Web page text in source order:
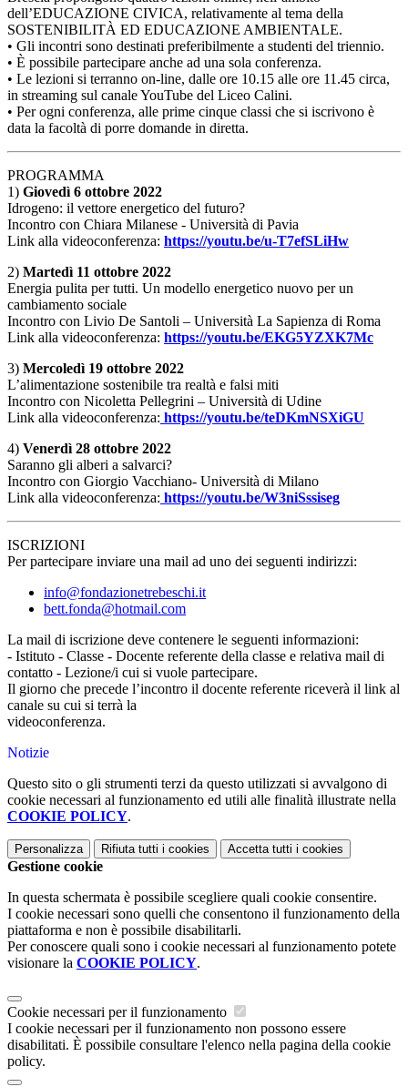
dell’EDUCAZIONE CIVICA, relativamente al tema della
SOSTENIBILITÀ ED EDUCAZIONE AMBIENTALE.
• Gli incontri sono destinati preferibilmente a studenti del triennio.
• È possibile partecipare anche ad una sola conferenza.
• Le lezioni si terranno on-line, dalle ore 10.15 alle ore 11.45 circa,
in streaming sul canale YouTube del Liceo Calini.
• Per ogni conferenza, alle prime cinque classi che si iscrivono è
data la facoltà di porre domande in diretta.
PROGRAMMA
1) Giovedì 6 ottobre 2022
Idrogeno: il vettore energetico del futuro?
Incontro con Chiara Milanese - Università di Pavia
Link alla videoconferenza: https://youtu.be/u-T7efSLiHw
2) Martedì 11 ottobre 2022
Energia pulita per tutti. Un modello energetico nuovo per un
cambiamento sociale
Incontro con Livio De Santoli – Università La Sapienza di Roma
Link alla videoconferenza: https://youtu.be/EKG5YZXK7Mc
3) Mercoledì 19 ottobre 2022
L’alimentazione sostenibile tra realtà e falsi miti
Incontro con Nicoletta Pellegrini – Università di Udine
Link alla videoconferenza: https://youtu.be/teDKmNSXiGU
4) Venerdì 28 ottobre 2022
Saranno gli alberi a salvarci?
Incontro con Giorgio Vacchiano- Università di Milano
Link alla videoconferenza: https://youtu.be/W3niSssiseg
ISCRIZIONI
Per partecipare inviare una mail ad uno dei seguenti indirizzi:
info@fondazionetrebeschi.it
bett.fonda@hotmail.com
La mail di iscrizione deve contenere le seguenti informazioni:
- Istituto - Classe - Docente referente della classe e relativa mail di
contatto - Lezione/i cui si vuole partecipare.
Il giorno che precede l’incontro il docente referente riceverà il link al
canale su cui si terrà la
videoconferenza.
Notizie
Questo sito o gli strumenti terzi da questo utilizzati si avvalgono di
cookie necessari al funzionamento ed utili alle finalità illustrate nella
COOKIE POLICY.
Personalizza Rifiuta tutti i cookies Accetta tutti i cookies
Gestione cookie
In questa schermata è possibile scegliere quali cookie consentire.
I cookie necessari sono quelli che consentono il funzionamento della
piattaforma e non è possibile disabilitarli.
Per conoscere quali sono i cookie necessari al funzionamento potete
visionare la COOKIE POLICY.
Cookie necessari per il funzionamento
I cookie necessari per il funzionamento non possono essere
disabilitati. È possibile consultare l'elenco nella pagina della cookie
policy.